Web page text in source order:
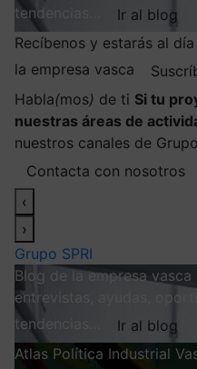
tendencias…
Ir al blog
Recíbenos y estarás al
la empresa vasca
Habla(mos) de ti Si tu
nuestras áreas de
nuestros canales de
Contacta con nosotros
‹
›
Grupo SPRI
Blog de la empresa vasca
entrevistas, ayudas,
tendencias…
Ir al blog
Atlas Política Industrial